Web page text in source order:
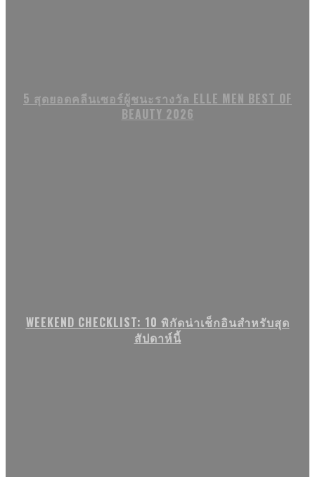
5 สุดยอดคลีนเซอร์ผู้ชนะรางวัล ELLE MEN BEST OF
BEAUTY 2026
WEEKEND CHECKLIST: 10 พิกัดน่าเช็กอินสำหรับสุด
สัปดาห์นี้